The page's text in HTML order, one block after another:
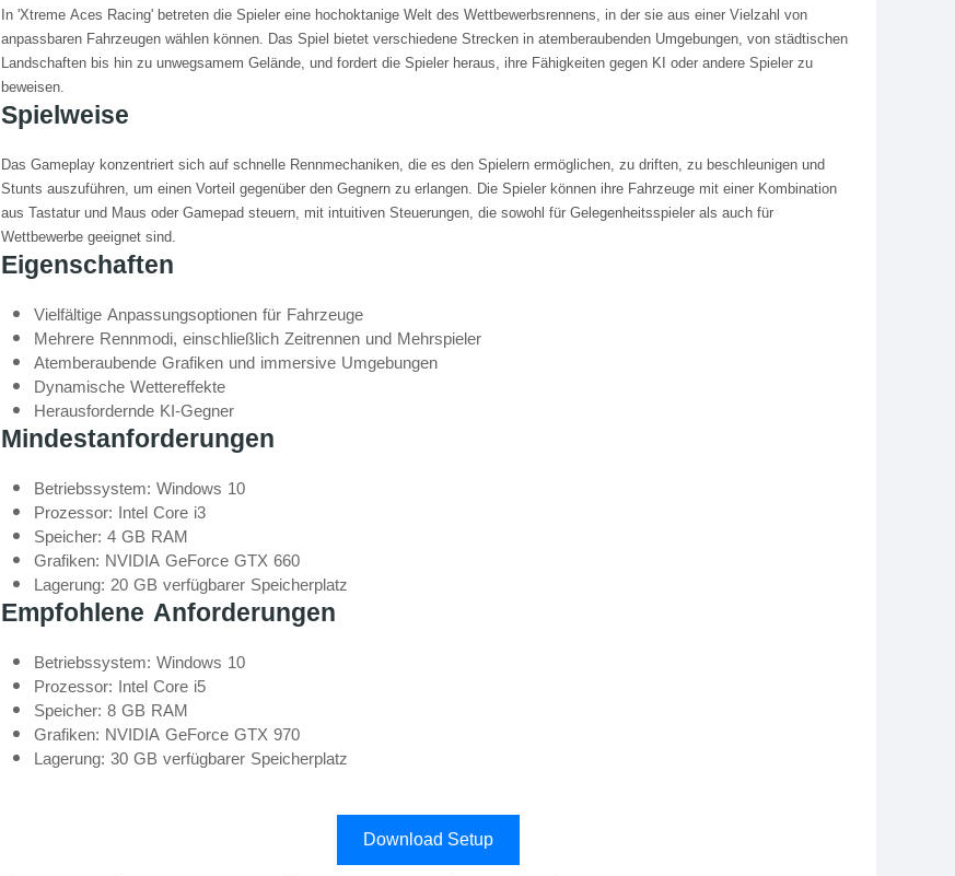
In 'Xtreme Aces Racing' betreten die Spieler eine hochoktanige Welt des Wettbewerbsrennens, in der sie aus einer Vielzahl von
anpassbaren Fahrzeugen wählen können. Das Spiel bietet verschiedene Strecken in atemberaubenden Umgebungen, von städtischen
Landschaften bis hin zu unwegsamem Gelände, und fordert die Spieler heraus, ihre Fähigkeiten gegen KI oder andere Spieler zu
beweisen.
Spielweise
Das Gameplay konzentriert sich auf schnelle Rennmechaniken, die es den Spielern ermöglichen, zu driften, zu beschleunigen und
Stunts auszuführen, um einen Vorteil gegenüber den Gegnern zu erlangen. Die Spieler können ihre Fahrzeuge mit einer Kombination
aus Tastatur und Maus oder Gamepad steuern, mit intuitiven Steuerungen, die sowohl für Gelegenheitsspieler als auch für
Wettbewerbe geeignet sind.
Eigenschaften
Vielfältige Anpassungsoptionen für Fahrzeuge
Mehrere Rennmodi, einschließlich Zeitrennen und Mehrspieler
Atemberaubende Grafiken und immersive Umgebungen
Dynamische Wettereffekte
Herausfordernde KI-Gegner
Mindestanforderungen
Betriebssystem: Windows 10
Prozessor: Intel Core i3
Speicher: 4 GB RAM
Grafiken: NVIDIA GeForce GTX 660
Lagerung: 20 GB verfügbarer Speicherplatz
Empfohlene Anforderungen
Betriebssystem: Windows 10
Prozessor: Intel Core i5
Speicher: 8 GB RAM
Grafiken: NVIDIA GeForce GTX 970
Lagerung: 30 GB verfügbarer Speicherplatz
Download Setup